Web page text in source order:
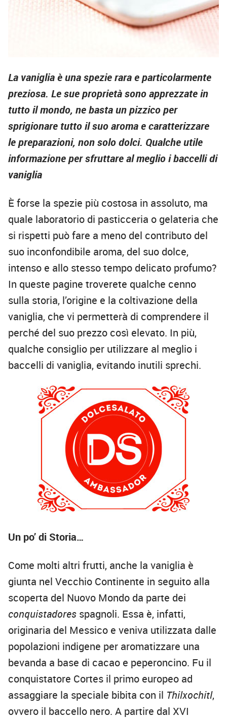
La vaniglia è una spezie rara e particolarmente
preziosa. Le sue proprietà sono apprezzate in
tutto il mondo, ne basta un pizzico per
sprigionare tutto il suo aroma e caratterizzare
le preparazioni, non solo dolci. Qualche utile
informazione per sfruttare al meglio i baccelli di
vaniglia
È forse la spezie più costosa in assoluto, ma
quale laboratorio di pasticceria o gelateria che
si rispetti può fare a meno del contributo del
suo inconfondibile aroma, del suo dolce,
intenso e allo stesso tempo delicato profumo?
In queste pagine troverete qualche cenno
sulla storia, l’origine e la coltivazione della
vaniglia, che vi permetterà di comprendere il
perché del suo prezzo così elevato. In più,
qualche consiglio per utilizzare al meglio i
baccelli di vaniglia, evitando inutili sprechi.
Un po’ di Storia…
Come molti altri frutti, anche la vaniglia è
giunta nel Vecchio Continente in seguito alla
scoperta del Nuovo Mondo da parte dei
conquistadores spagnoli. Essa è, infatti,
originaria del Messico e veniva utilizzata dalle
popolazioni indigene per aromatizzare una
bevanda a base di cacao e peperoncino. Fu il
conquistatore Cortes il primo europeo ad
assaggiare la speciale bibita con il Thilxochitl,
ovvero il baccello nero. A partire dal XVI